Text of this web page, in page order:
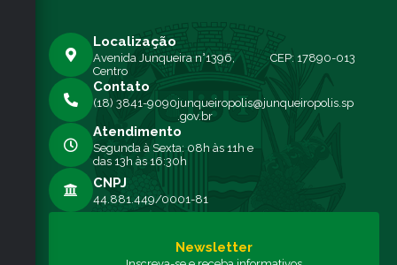
Localização
Avenida Junqueira n°1396,
Centro
CEP: 17890-013
Contato
(18) 3841-9090junqueiropolis@junqueiropolis.sp
.gov.br
Atendimento
Segunda à Sexta: 08h às 11h e
das 13h às 16:30h
CNPJ
44.881.449/0001-81
Newsletter